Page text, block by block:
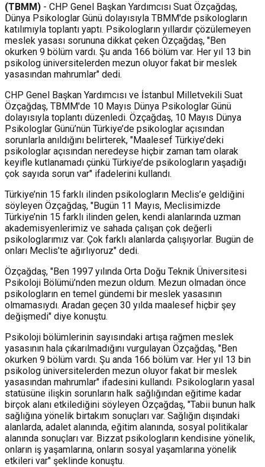
(TBMM) - CHP Genel Başkan Yardımcısı Suat Özçağdaş,
Dünya Psikologlar Günü dolayısıyla TBMM'de psikologların
katılımıyla toplantı yaptı. Psikologların yıllardır çözülemeyen
meslek yasası sorununa dikkat çeken Özçağdaş, "Ben
okurken 9 bölüm vardı. Şu anda 166 bölüm var. Her yıl 13 bin
psikolog üniversitelerden mezun oluyor fakat bir meslek
yasasından mahrumlar" dedi.
CHP Genel Başkan Yardımcısı ve İstanbul Milletvekili Suat
Özçağdaş, TBMM'de 10 Mayıs Dünya Psikologlar Günü
dolayısıyla toplantı düzenledi. Özçağdaş, 10 Mayıs Dünya
Psikologlar Günü’nün Türkiye’de psikologlar açısından
sorunlarla anıldığını belirterek, "Maalesef Türkiye’deki
psikologlar açısından neredeyse hiçbir zaman tam olarak
keyifle kutlanamadı çünkü Türkiye’de psikologların yaşadığı
çok sayıda sorun var" ifadelerini kullandı.
Türkiye’nin 15 farklı ilinden psikologların Meclis’e geldiğini
söyleyen Özçağdaş, "Bugün 11 Mayıs, Meclisimizde
Türkiye’nin 15 farklı ilinden gelen, kendi alanlarında uzman
akademisyenlerimiz ve sahada çalışan çok değerli
psikologlarımız var. Çok farklı alanlarda çalışıyorlar. Bugün de
onları Meclis’te ağırlıyoruz" dedi.
Özçağdaş, "Ben 1997 yılında Orta Doğu Teknik Üniversitesi
Psikoloji Bölümü’nden mezun oldum. Mezun olmadan önce
psikologların en temel gündemi bir meslek yasasının
olmamasıydı. Aradan geçen 30 yılda maalesef hiçbir şey
değişmedi" diye konuştu.
Psikoloji bölümlerinin sayısındaki artışa rağmen meslek
yasasının hala çıkarılmadığını vurgulayan Özçağdaş, "Ben
okurken 9 bölüm vardı. Şu anda 166 bölüm var. Her yıl 13 bin
psikolog üniversitelerden mezun oluyor fakat bir meslek
yasasından mahrumlar" ifadesini kullandı. Psikologların yasal
statüsüne ilişkin sorunların halk sağlığından eğitime kadar
birçok alanı etkilediğini söyleyen Özçağdaş, "Tabii bunun halk
sağlığına yönelik birtakım sonuçları var. Sağlığın dışındaki
alanlarda, adalet alanında, eğitim alanında, sosyal politikalar
alanında sonuçları var. Bizzat psikologların kendisine yönelik,
onların iş yaşamlarına, onların sosyal yaşamlarına yönelik
etkileri var" şeklinde konuştu.